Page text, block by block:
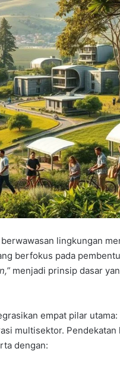
lingkungan
berfokus pada
menjadi prinsip dasar
empat pilar
multisektor.
dengan: